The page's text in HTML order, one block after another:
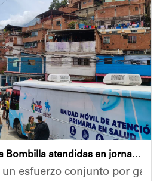
los vecinos del referido
trabajo permanecen
200 familias de La Bombilla atendidas en jornada integral
un esfuerzo conjunto por